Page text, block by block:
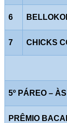
6
7 CHICKS
5º PÁREO –
PRÊMIO